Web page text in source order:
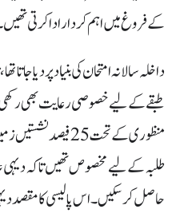
کے فروغ میں اہم کردار ادا کرتی
داخلہ سالانہ امتحان کی بنیاد پر دیا
طبقے کے لیے خصوصی رعایت بھی رکھی
منظوری کے تحت 25
طلبہ کے لیے مخصوص تھیں تاکہ دیہی
حاصل کر سکیں۔ اس پالیسی کا مقصد